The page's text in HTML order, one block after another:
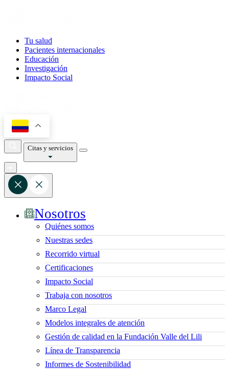
Tu salud
Pacientes internacionales
Educación
Investigación
Impacto Social
Citas y servicios
Nosotros
Quiénes somos
Nuestras sedes
Recorrido virtual
Certificaciones
Impacto Social
Trabaja con nosotros
Marco Legal
Modelos integrales de atención
Gestión de calidad en la Fundación Valle del Lili
Línea de Transparencia
Informes de Sostenibilidad